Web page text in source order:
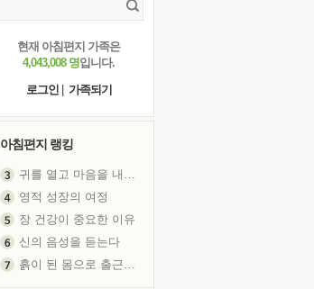
현재 아침편지 가족은
4,043,008 명입니다.
로그인
가족되기
아침편지 랭킹
귀를 열고 마음을 내어주고
영적 성장의 여정
장 건강이 중요한 이유
신의 음성을 듣는다
흙이 된 몸으로 출근하는 여자